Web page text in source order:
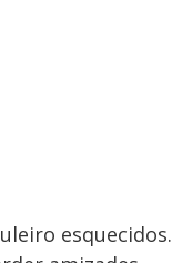
esquecidos.